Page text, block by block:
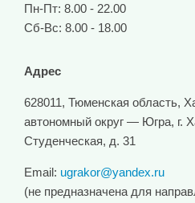
Пн-Пт: 8.00 - 22.00
Сб-Вс: 8.00 - 18.00
Адрес
628011, Тюменская область,
автономный округ — Югра, г.
Студенческая, д. 31
Email: ugrakor@yandex.ru
(не предназначена для